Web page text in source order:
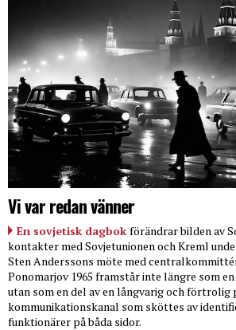
Vi var redan vänner
En sovjetisk dagbok förändrar bilden av
kontakter med Sovjetunionen och Kreml
Sten Anderssons möte med
Ponomarjov 1965 framstår inte längre som
utan som en del av en långvarig och förtrolig
kommunikationskanal som sköttes av
funktionärer på båda sidor.